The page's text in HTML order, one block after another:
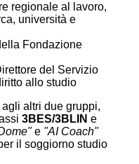
regionale al lavoro,
università e
Fondazione
del Servizio
allo studio
altri due gruppi,
3BES/3BLIN e
e "AI Coach"
il soggiorno studio